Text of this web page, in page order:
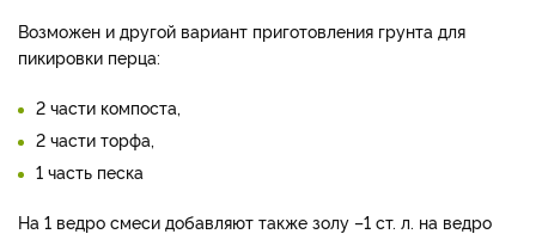
Возможен и другой вариант приготовления грунта для
пикировки перца:
2 части компоста,
2 части торфа,
1 часть песка
На 1 ведро смеси добавляют также золу –1 ст. л. на ведро